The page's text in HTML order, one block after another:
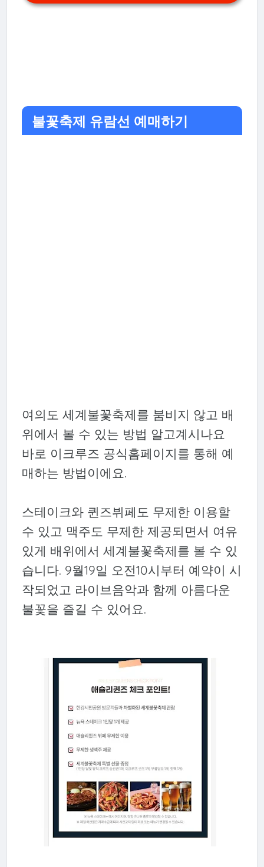
불꽃축제 유람선 예매하기
여의도 세계불꽃축제를 붐비지 않고 배
위에서 볼 수 있는 방법 알고계시나요
바로 이크루즈 공식홈페이지를 통해 예
매하는 방법이에요.
스테이크와 퀸즈뷔페도 무제한 이용할
수 있고 맥주도 무제한 제공되면서 여유
있게 배위에서 세계불꽃축제를 볼 수 있
습니다. 9월19일 오전10시부터 예약이 시
작되었고 라이브음악과 함께 아름다운
불꽃을 즐길 수 있어요.